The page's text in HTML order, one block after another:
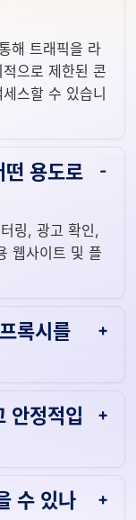
해 트래픽을 라
으로 제한된 콘
스할 수 있습니
떤 용도로
링, 광고 확인,
웹사이트 및 플
록시를
안정적입
수 있나